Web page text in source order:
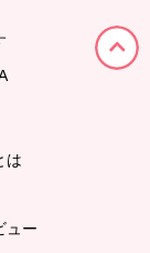
は
ュー